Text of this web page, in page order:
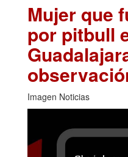
Mujer que
por pitbull
Imagen Noticias